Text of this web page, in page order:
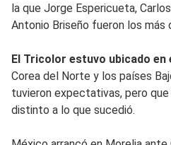
la que Jorge Espericueta,
Antonio Briseño fueron los más
El Tricolor estuvo ubicado en
Corea del Norte y los países
tuvieron expectativas, pero
distinto a lo que sucedió.